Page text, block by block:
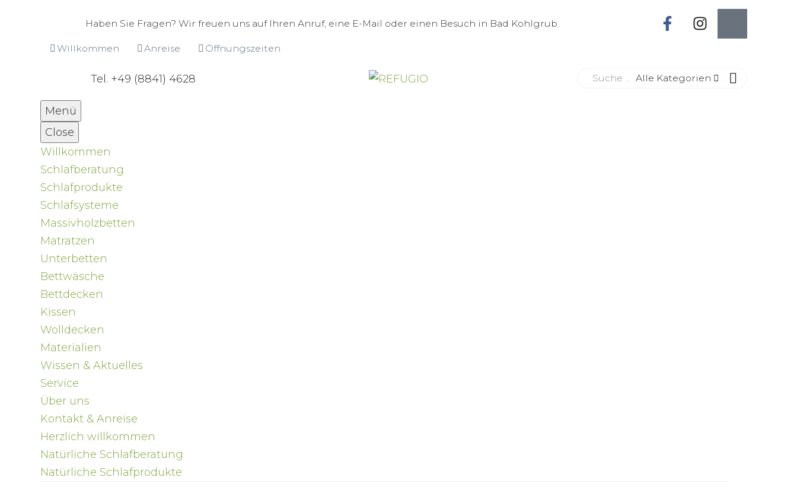
Haben Sie Fragen? Wir freuen uns auf Ihren Anruf, eine E-Mail oder einen Besuch in Bad Kohlgrub.
Willkommen Anreise Öffnungszeiten
Tel. +49 (8841) 4628 Alle Kategorien
Menü
Close
Willkommen
Schlafberatung
Schlafprodukte
Schlafsysteme
Massivholzbetten
Matratzen
Unterbetten
Bettwäsche
Bettdecken
Kissen
Wolldecken
Materialien
Wissen & Aktuelles
Service
Über uns
Kontakt & Anreise
Herzlich willkommen
Natürliche Schlafberatung
Natürliche Schlafprodukte